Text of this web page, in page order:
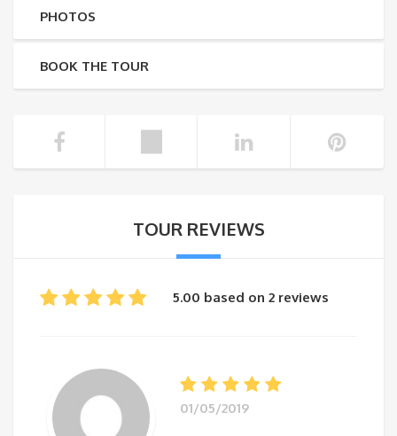
PHOTOS
BOOK THE TOUR
TOUR REVIEWS
5.00 based on 2 reviews
01/05/2019